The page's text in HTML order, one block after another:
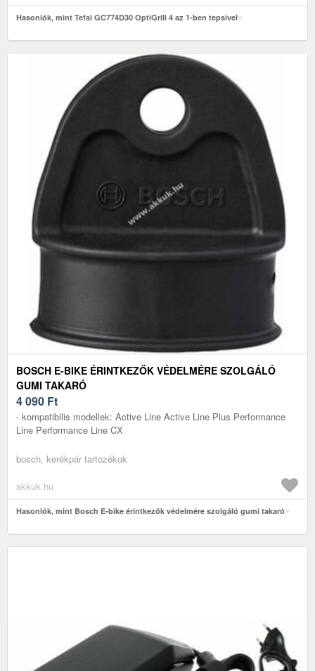
Hasonlók, mint Tefal GC774D30 OptiGrill 4 az 1-ben tepsivel
BOSCH E-BIKE ÉRINTKEZŐK VÉDELMÉRE SZOLGÁLÓ
GUMI TAKARÓ
4 090 Ft
- kompatibilis modellek: Active Line Active Line Plus Performance
Line Performance Line CX
bosch, kerékpár tartozékok
akkuk.hu
Hasonlók, mint Bosch E-bike érintkezők védelmére szolgáló gumi takaró